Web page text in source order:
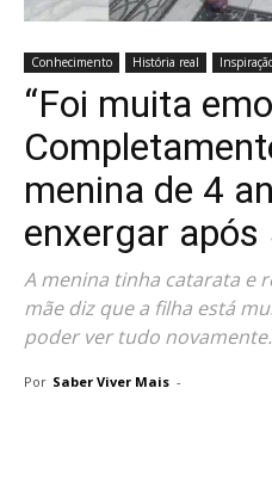
Conhecimento História real
“Foi muita
menina de 4
enxergar após
A menina tinha catarata e
mãe diz que a filha está
poder ver tudo novamente.
Por Saber Viver Mais -